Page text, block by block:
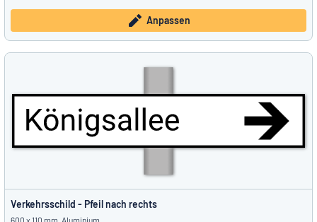
Anpassen
Verkehrsschild - Pfeil nach rechts
600 x 110 mm, Aluminium